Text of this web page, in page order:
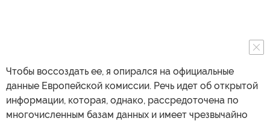
Чтобы воссоздать ее, я опирался на официальные
данные Европейской комиссии. Речь идет об открытой
информации, которая, однако, рассредоточена по
многочисленным базам данных и имеет чрезвычайно